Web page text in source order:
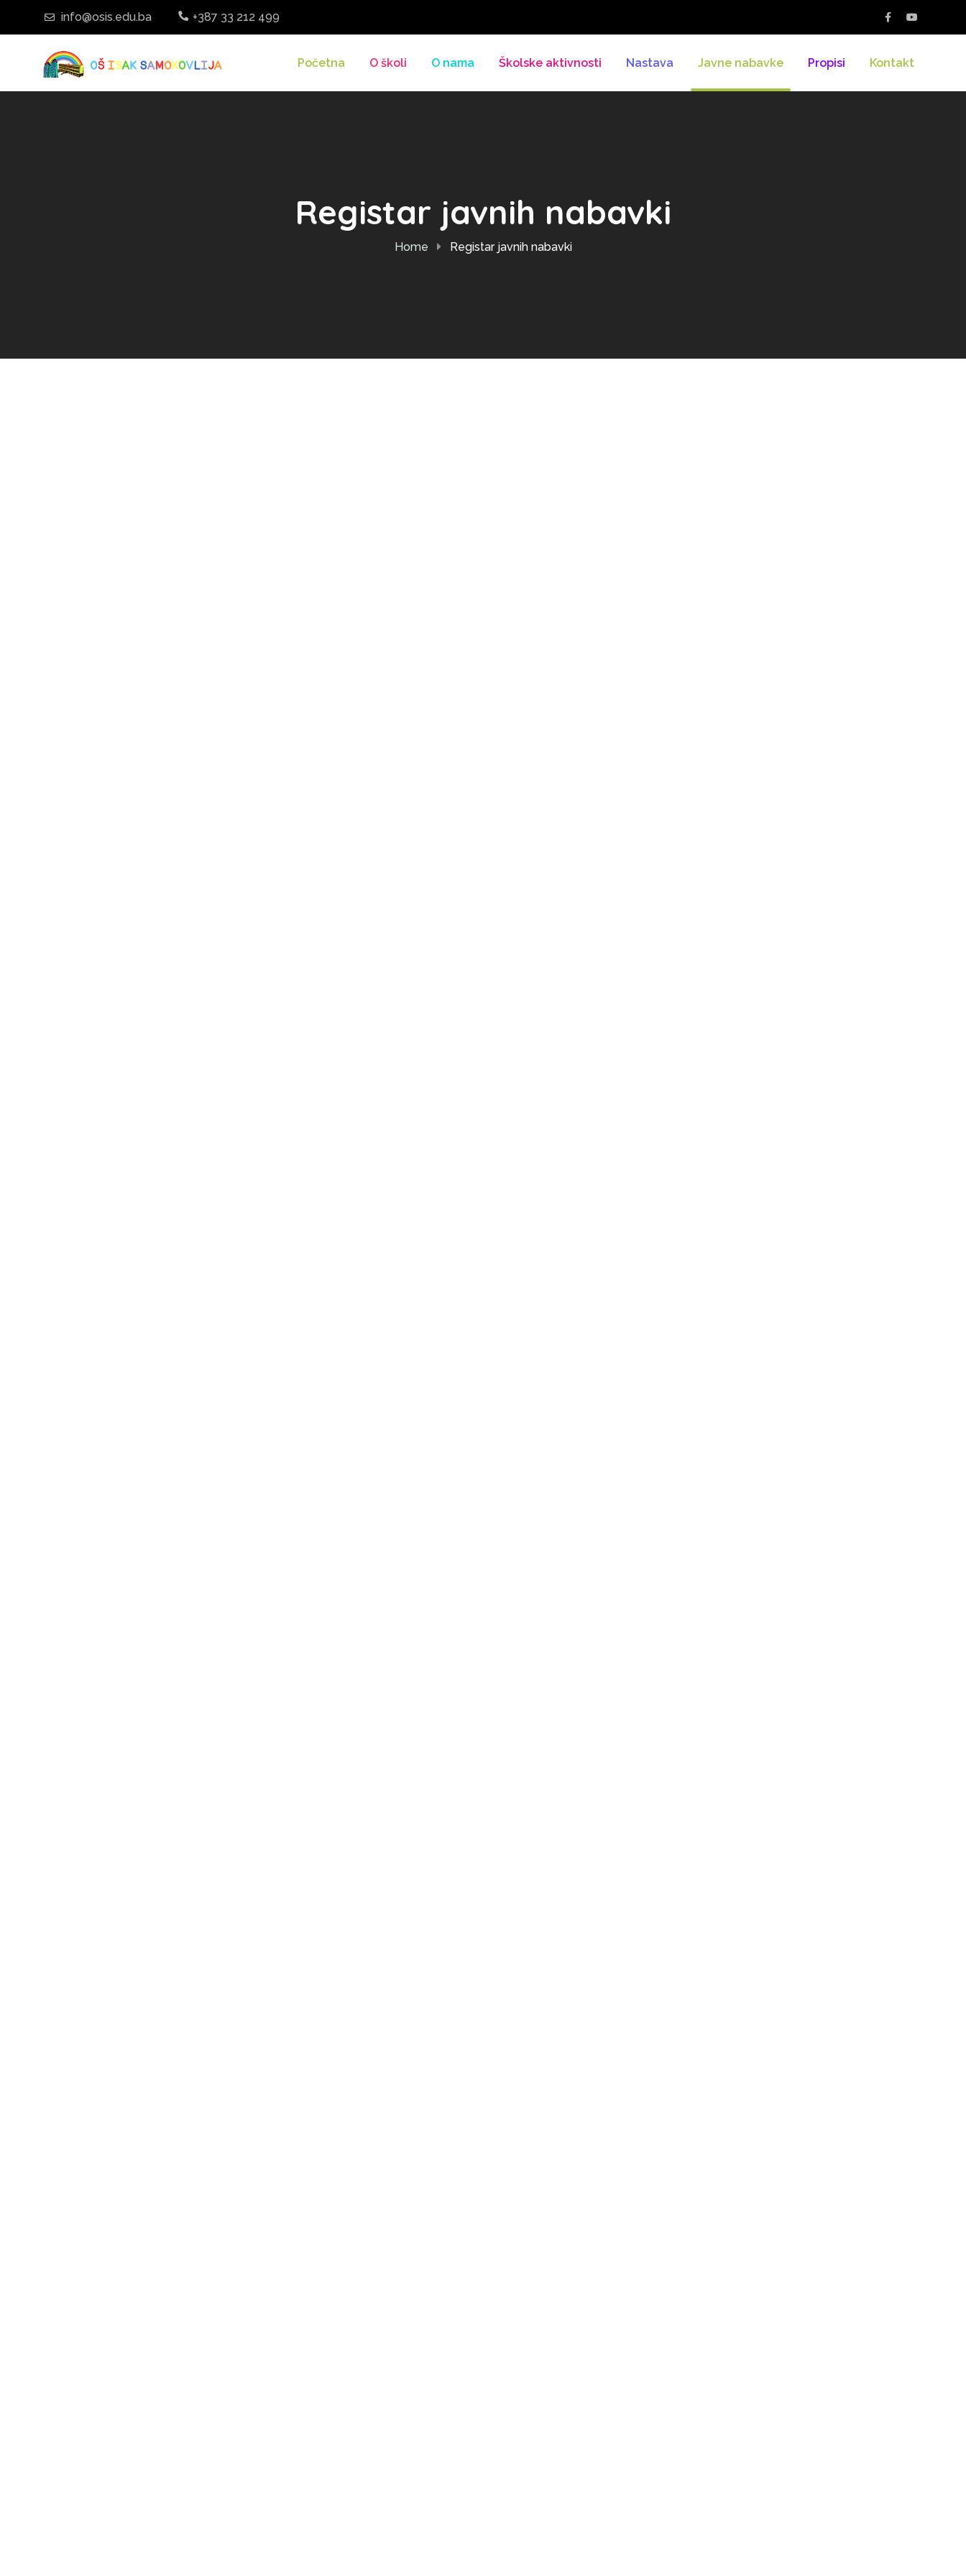
info@osis.edu.ba +387 33 212 499
Početna O školi O nama Školske aktivnosti Nastava Javne nabavke Propisi Kontakt
Registar javnih nabavki
Home Registar javnih nabavki